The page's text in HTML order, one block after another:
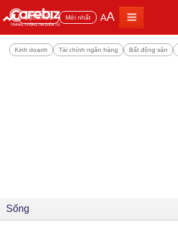
Đọc nhiều Mới nhất AA
Kinh doanh Tài chính ngân hàng Bất động sản
Sống